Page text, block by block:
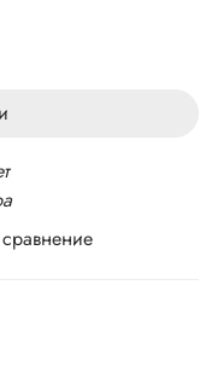
Bluetooth, Wi-Fi